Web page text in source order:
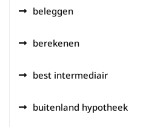
beleggen
berekenen
best intermediair
buitenland hypotheek